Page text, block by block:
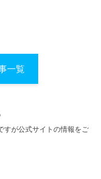
一覧
すが公式サイトの情報をご